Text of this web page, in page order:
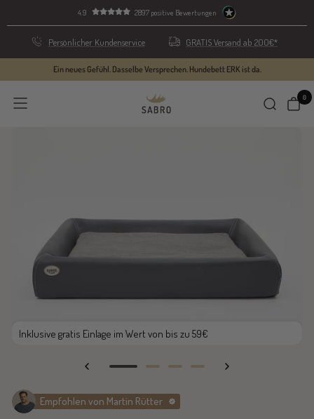
4.9 2897 positive Bewertungen
GRATIS Versand ab 200€*
Persönlicher Kundenservice
Ein neues Gefühl. Dasselbe Versprechen. Hundebett ERK ist da.
Navigation
SABRO
GmbH
0
Inklusive gratis Einlage im Wert von bis zu 59€
slide
slide slide
Empfohlen von Martin Rütter